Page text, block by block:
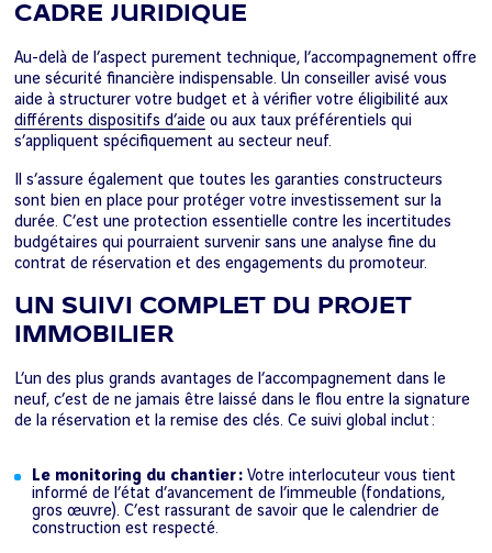
CADRE JURIDIQUE
Au-delà de l’aspect purement technique, l’accompagnement offre
une sécurité financière indispensable. Un conseiller avisé vous
aide à structurer votre budget et à vérifier votre éligibilité aux
différents dispositifs d’aideou aux taux préférentiels qui
s’appliquent spécifiquement au secteur neuf.
Il s’assure également que toutes les garanties constructeurs
sont bien en place pour protéger votre investissement sur la
durée. C’est une protection essentielle contre les incertitudes
budgétaires qui pourraient survenir sans une analyse fine du
contrat de réservation et des engagements du promoteur.
UN SUIVI COMPLET DU PROJET
IMMOBILIER
L’un des plus grands avantages de l’accompagnement dans le
neuf, c’est de ne jamais être laissé dans le flou entre la signature
de la réservation et la remise des clés. Ce suivi global inclut :
Le monitoring du chantier :Votre interlocuteur vous tient
informé de l’état d’avancement de l’immeuble (fondations,
gros œuvre). C’est rassurant de savoir que le calendrier de
construction est respecté.